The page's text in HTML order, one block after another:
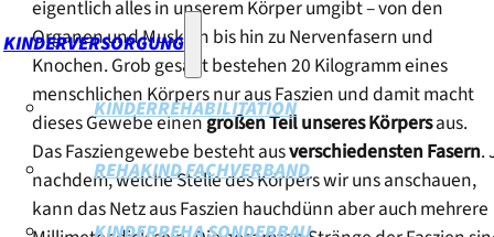
KINDERVERSORGUNG
KINDERREHABILITATION
REHAKIND FACHVERBAND
eigentlich alles in unserem Körper umgibt – von den
Organen und Muskeln bis hin zu Nervenfasern und
Knochen. Grob gesagt bestehen 20 Kilogramm eines
menschlichen Körpers nur aus Faszien und damit macht
dieses Gewebe einengroßen Teil unseres Körpersaus.
Das Fasziengewebe besteht ausverschiedensten Fasern.
nachdem, welche Stelle des Körpers wir uns anschauen,
kann das Netz aus Faszien hauchdünn aber auch mehrere